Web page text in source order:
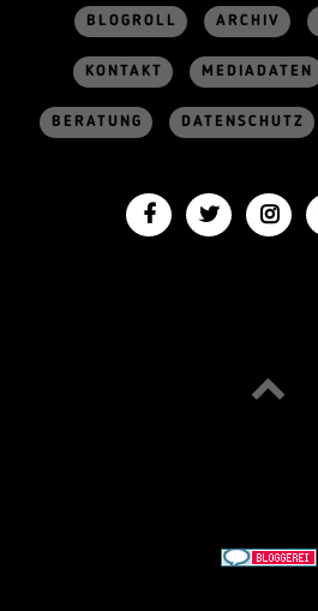
BLOGROLL ARCHIV
KONTAKT MEDIADATEN
BERATUNG DATENSCHUTZ